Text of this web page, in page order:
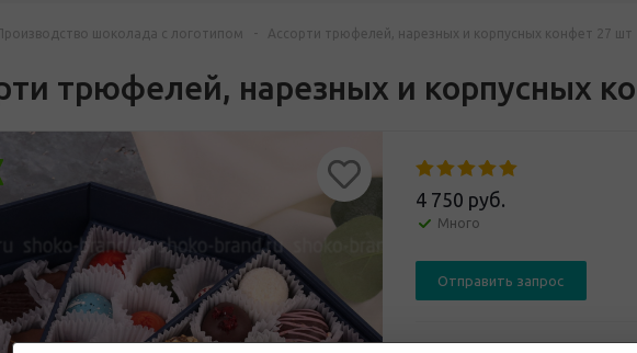
шоколада с логотипом - Ассорти трюфелей, нарезных и корпусных конфет 27 шт
трюфелей, нарезных и корпусных
4 750 руб.
Много
Отправить запрос